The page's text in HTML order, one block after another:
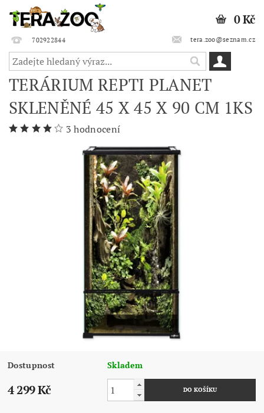
702922844 tera.zoo@seznam.cz
0 Kč
TERÁRIUM REPTI PLANET
SKLENĚNÉ 45 X 45 X 90 CM 1KS
3 hodnocení
Dostupnost Skladem
4 299 Kč